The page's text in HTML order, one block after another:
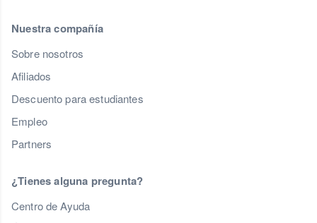
Nuestra compañía
Sobre nosotros
Afiliados
Descuento para estudiantes
Empleo
Partners
¿Tienes alguna pregunta?
Centro de Ayuda